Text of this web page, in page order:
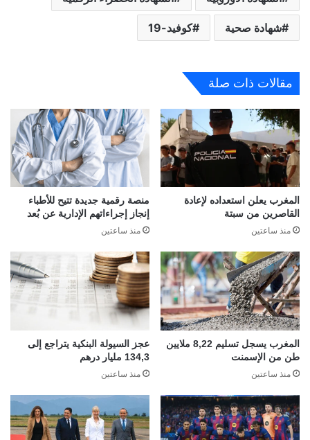
شهادة صحية كوفيد-19
مقالات ذات صلة
المغرب يعلن استعداده لإعادة
القاصرين من سبتة
منذ ساعتين
منصة رقمية جديدة تتيح للأطباء
إنجاز إجراءاتهم الإدارية عن بُعد
منذ ساعتين
المغرب يسجل تسليم 8,22 ملايين
طن من الإسمنت
منذ ساعتين
عجز السيولة البنكية يتراجع إلى
134,3 مليار درهم
منذ ساعتين